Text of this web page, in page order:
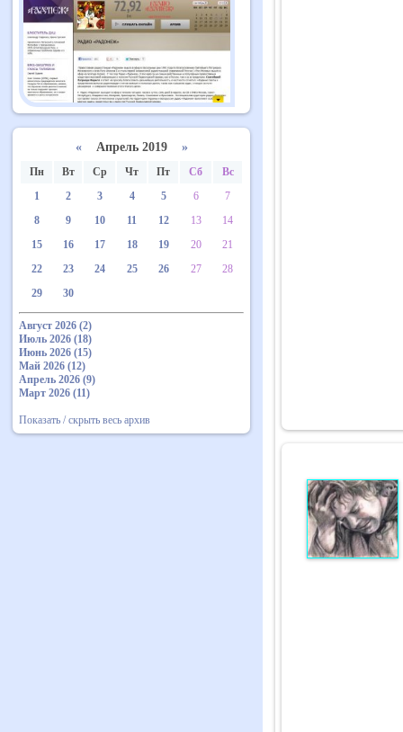
«Апрель 2019 »
Пн Вт Ср Чт Пт Сб
Вс
1
2 3 4 5 6
7
8
9 10 11 12 13
14
15
16 17 18 19 20
21
22
23 24 25 26 27
28
29
30
Август 2026 (2)
Июль 2026 (18)
Июнь 2026 (15)
Май 2026 (12)
Апрель 2026 (9)
Март 2026 (11)
Показать / скрыть весь архив